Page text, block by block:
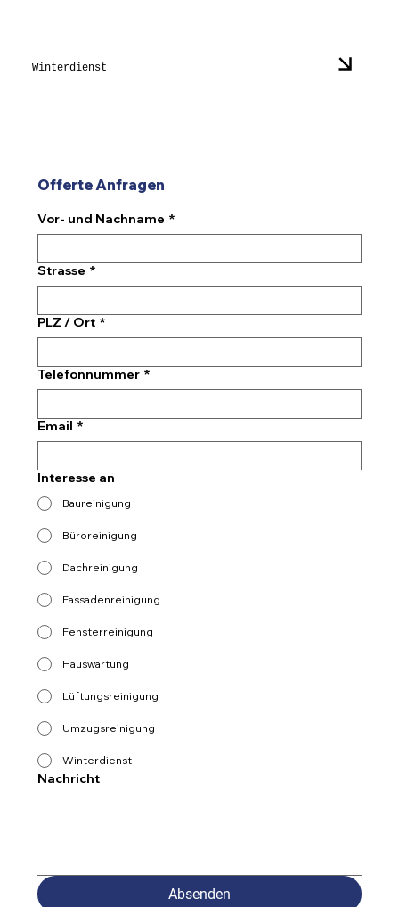
Offerte Anfragen
Vor- und Nachname *
Strasse *
PLZ / Ort *
Telefonnummer *
Email *
Interesse an
Baureinigung
Büroreinigung
Dachreinigung
Fassadenreinigung
Fensterreinigung
Hauswartung
Lüftungsreinigung
Umzugsreinigung
Winterdienst
Nachricht
Absenden
Winterdienst